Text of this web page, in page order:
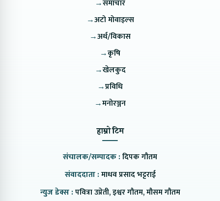
→समाचार
→अटो मोवाइल्स
→अर्थ/विकास
→कृषि
→खेलकुद
→प्रविधि
→मनोरञ्जन
हाम्रो टिम
संचालक/सम्पादक :दिपक गौतम
संवाददाता :माधव प्रसाद भट्टराई
न्युज डेक्स :पवित्रा उप्रेती, इश्वर गौतम, मौसम गौतम